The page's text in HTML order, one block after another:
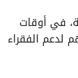
في أوقات
لدعم الفقراء